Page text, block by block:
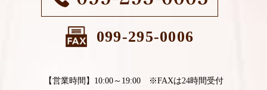
099-295-0006
【営業時間】10:00～19:00 ※FAXは24時間受付